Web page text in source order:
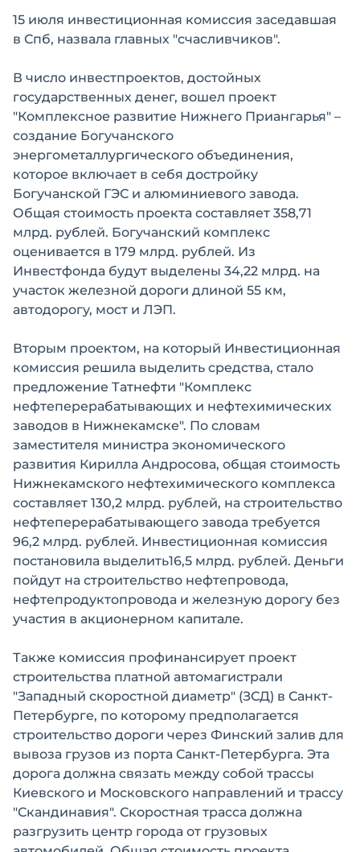
15 июля инвестиционная комиссия заседавшая
в Спб, назвала главных "счасливчиков".
В число инвестпроектов, достойных
государственных денег, вошел проект
"Комплексное развитие Нижнего Приангарья" –
создание Богучанского
энергометаллургического объединения,
которое включает в себя достройку
Богучанской ГЭС и алюминиевого завода.
Общая стоимость проекта составляет 358,71
млрд. рублей. Богучанский комплекс
оценивается в 179 млрд. рублей. Из
Инвестфонда будут выделены 34,22 млрд. на
участок железной дороги длиной 55 км,
автодорогу, мост и ЛЭП.
Вторым проектом, на который Инвестиционная
комиссия решила выделить средства, стало
предложение Татнефти "Комплекс
нефтеперерабатывающих и нефтехимических
заводов в Нижнекамске". По словам
заместителя министра экономического
развития Кирилла Андросова, общая стоимость
Нижнекамского нефтехимического комплекса
составляет 130,2 млрд. рублей, на строительство
нефтеперерабатывающего завода требуется
96,2 млрд. рублей. Инвестиционная комиссия
постановила выделить16,5 млрд. рублей. Деньги
пойдут на строительство нефтепровода,
нефтепродуктопровода и железную дорогу без
участия в акционерном капитале.
Также комиссия профинансирует проект
строительства платной автомагистрали
"Западный скоростной диаметр" (ЗСД) в Санкт-
Петербурге, по которому предполагается
строительство дороги через Финский залив для
вывоза грузов из порта Санкт-Петербурга. Эта
дорога должна связать между собой трассы
Киевского и Московского направлений и трассу
"Скандинавия". Скоростная трасса должна
разгрузить центр города от грузовых